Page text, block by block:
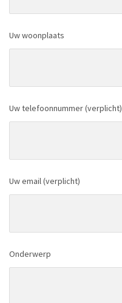
Uw woonplaats
Uw telefoonnummer (verplicht)
Uw email (verplicht)
Onderwerp